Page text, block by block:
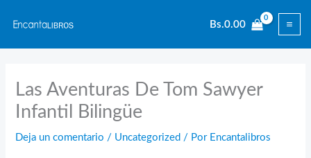
contenido
Bs.0.00
Las Aventuras De Tom Sawyer
Infantil Bilingüe
Deja un comentario / Uncategorized / Por Encantalibros